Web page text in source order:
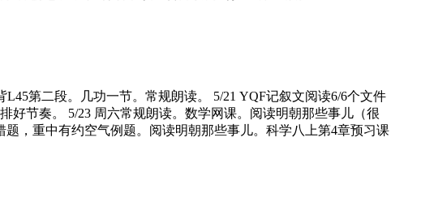
第二段。几功一节。常规朗读。 5/21 YQF记叙文阅读6/6个文件
好节奏。 5/23 周六常规朗读。数学网课。阅读明朝那些事儿（很
，重中有约空气例题。阅读明朝那些事儿。科学八上第4章预习课